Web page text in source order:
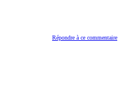
Répondre à ce commentaire